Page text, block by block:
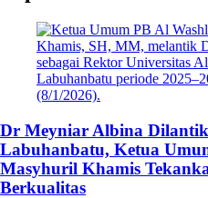
Dr Meyniar Albina
Labuhanbatu, Ketua
Masyhuril Khamis
Berkualitas